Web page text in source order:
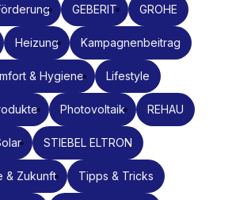
GEBERIT GROHE
Heizung Kampagnenbeitrag
& Hygiene Lifestyle
Photovoltaik REHAU
STIEBEL ELTRON
& Zukunft Tipps & Tricks